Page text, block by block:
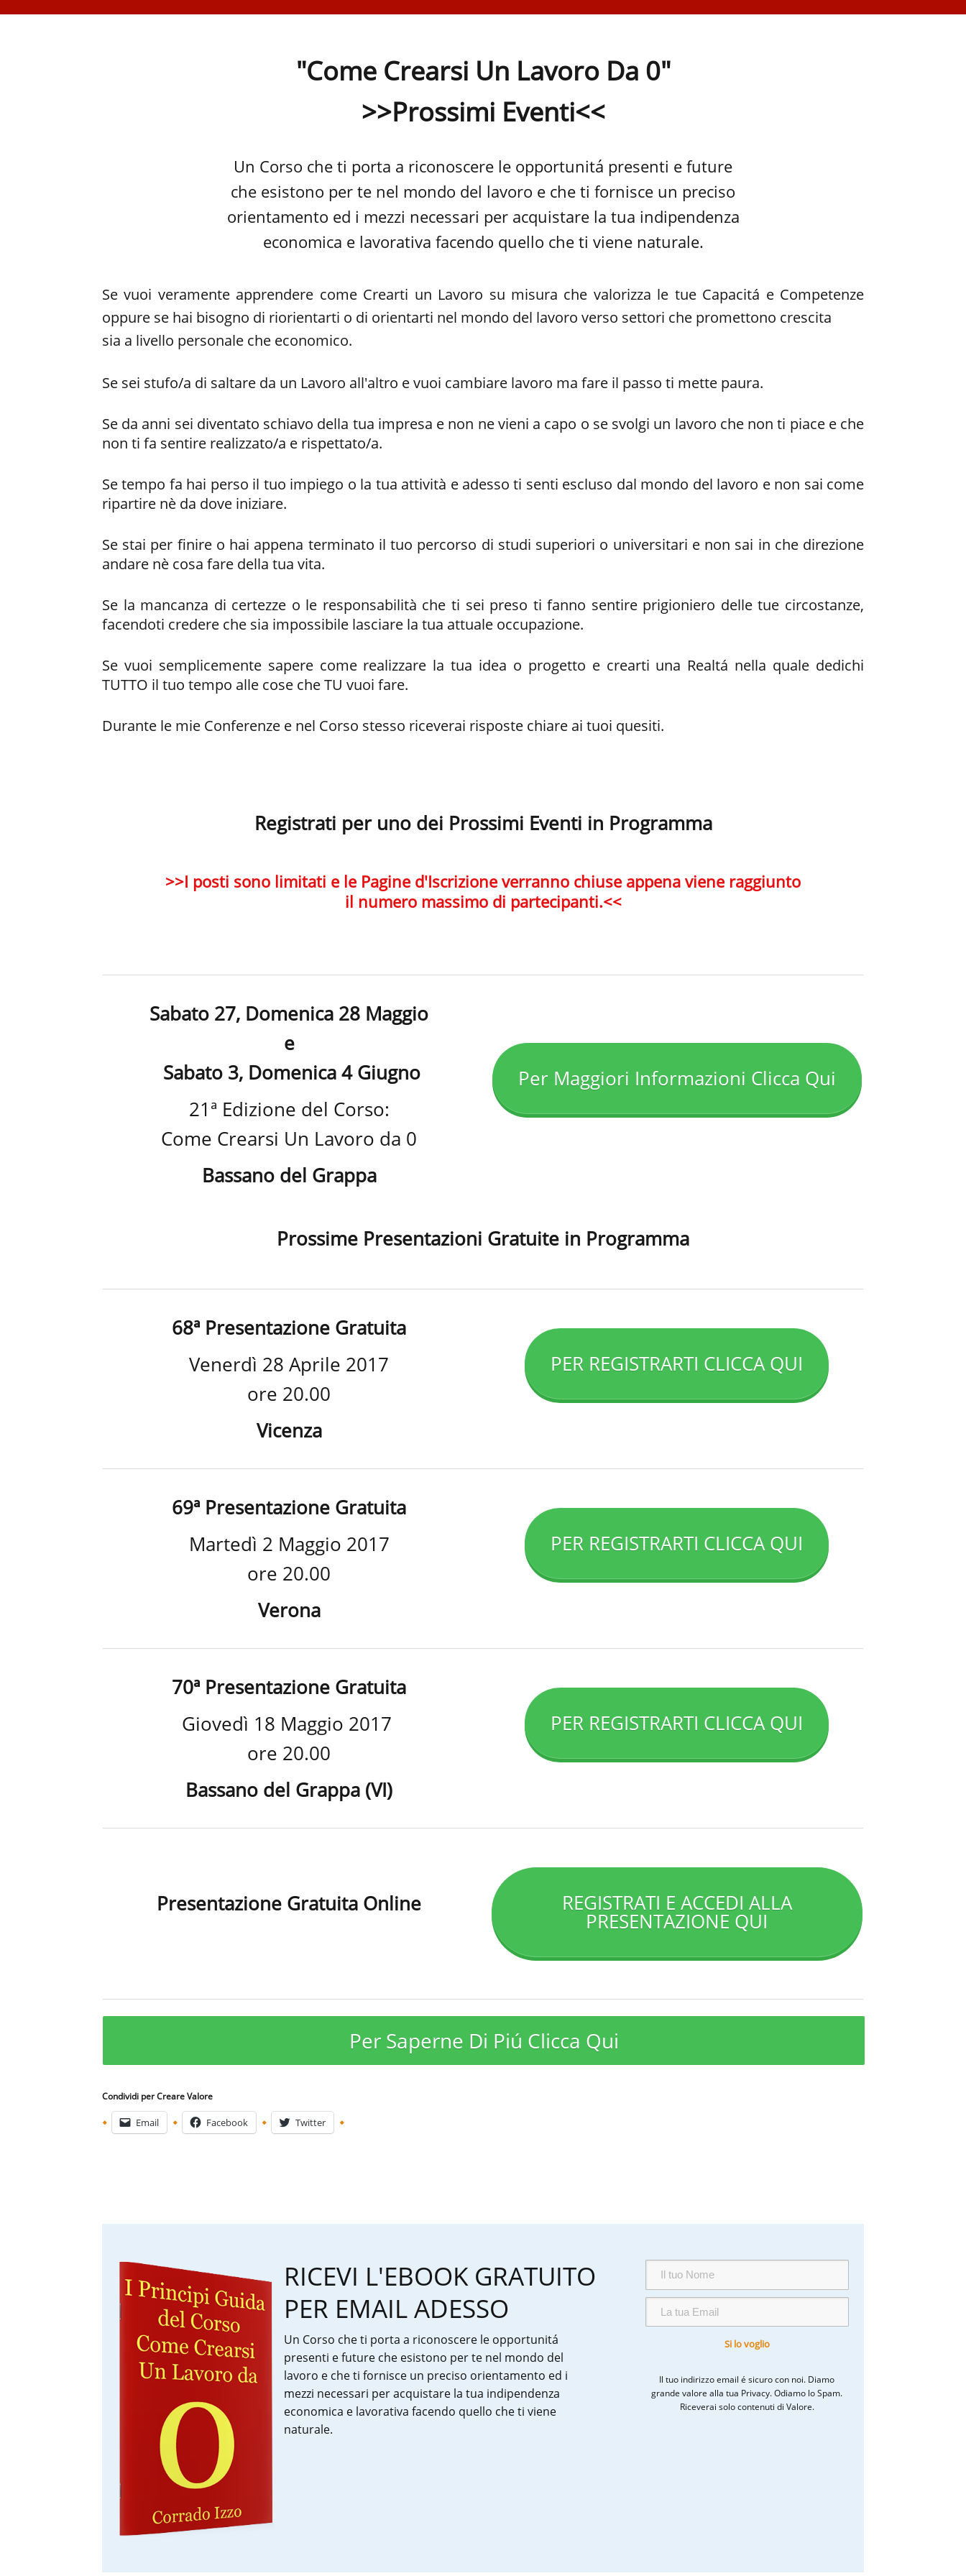
"Come Crearsi Un Lavoro Da 0"
>>Prossimi Eventi<<
Un Corso che ti porta a riconoscere le opportunitá presenti e future
che esistono per te nel mondo del lavoro e che ti fornisce un preciso
orientamento ed i mezzi necessari per acquistare la tua indipendenza
economica e lavorativa facendo quello che ti viene naturale.
Se vuoi veramente apprendere come Crearti un Lavoro su misura che valorizza le tue Capacitá e Competenze
oppure se hai bisogno di riorientarti o di orientarti nel mondo del lavoro verso settori che promettono crescita
sia a livello personale che economico.
Se sei stufo/a di saltare da un Lavoro all'altro e vuoi cambiare lavoro ma fare il passo ti mette paura.
Se da anni sei diventato schiavo della tua impresa e non ne vieni a capo o se svolgi un lavoro che non ti piace e che
non ti fa sentire realizzato/a e rispettato/a.
Se tempo fa hai perso il tuo impiego o la tua attività e adesso ti senti escluso dal mondo del lavoro e non sai come
ripartire nè da dove iniziare.
Se stai per finire o hai appena terminato il tuo percorso di studi superiori o universitari e non sai in che direzione
andare nè cosa fare della tua vita.
Se la mancanza di certezze o le responsabilità che ti sei preso ti fanno sentire prigioniero delle tue circostanze,
facendoti credere che sia impossibile lasciare la tua attuale occupazione.
Se vuoi semplicemente sapere come realizzare la tua idea o progetto e crearti una Realtá nella quale dedichi
TUTTO il tuo tempo alle cose che TU vuoi fare.
Durante le mie Conferenze e nel Corso stesso riceverai risposte chiare ai tuoi quesiti.
Registrati per uno dei Prossimi Eventi in Programma
>>I posti sono limitati e le Pagine d'Iscrizione verranno chiuse appena viene raggiunto
il numero massimo di partecipanti .<<
Sabato 27, Domenica 28 Maggio
e
Sabato 3, Domenica 4 Giugno
21ª Edizione del Corso:
Come Crearsi Un Lavoro da 0
Bassano del Grappa
Per Maggiori Informazioni Clicca Qui
Prossime Presentazioni Gratuite in Programma
68ª Presentazione Gratuita
Venerdì 28 Aprile 2017
ore 20.00
Vicenza
PER REGISTRARTI CLICCA QUI
69ª Presentazione Gratuita
Martedì 2 Maggio 2017
ore 20.00
Verona
PER REGISTRARTI CLICCA QUI
70ª Presentazione Gratuita
Giovedì 18 Maggio 2017
ore 20.00
Bassano del Grappa (VI)
PER REGISTRARTI CLICCA QUI
Presentazione Gratuita Online REGISTRATI E ACCEDI ALLA
PRESENTAZIONE QUI
Per Saperne Di Piú Clicca Qui
Condividi per Creare Valore
Email Facebook Twitter
RICEVI L'EBOOK GRATUITO
PER EMAIL ADESSO
Un Corso che ti porta a riconoscere le opportunitá
presenti e future che esistono per te nel mondo del
lavoro e che ti fornisce un preciso orientamento ed i
mezzi necessari per acquistare la tua indipendenza
economica e lavorativa facendo quello che ti viene
naturale.
Il tuo indirizzo email é sicuro con noi. Diamo
grande valore alla tua Privacy. Odiamo lo Spam.
Riceverai solo contenuti di Valore.